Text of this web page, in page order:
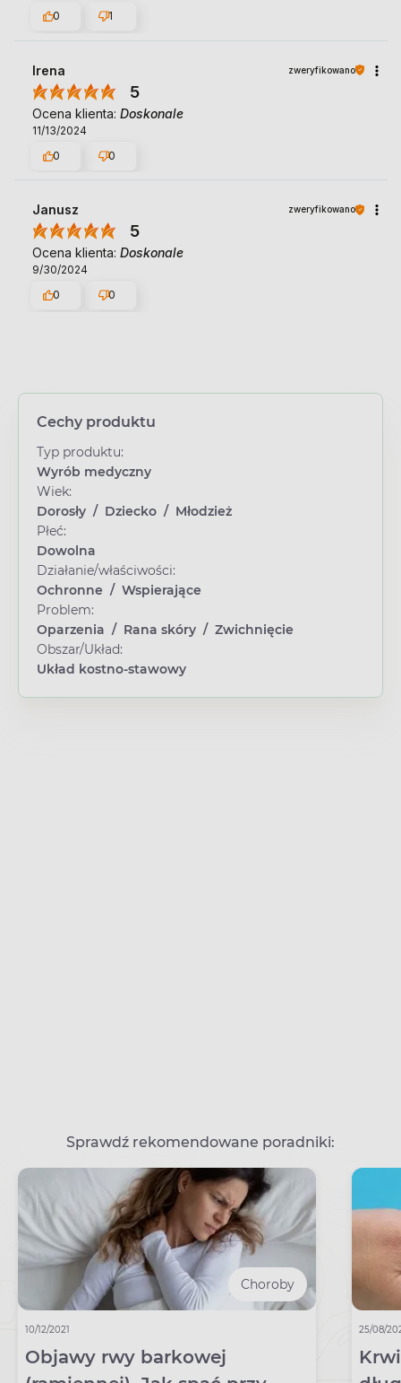
0
1
Irena zweryfikowano
5
Ocena klienta: Doskonale
11/13/2024
0
0
Janusz zweryfikowano
5
Ocena klienta: Doskonale
9/30/2024
0
0
Cechy produktu
Typ produktu:
Wyrób medyczny
Wiek:
Dorosły / Dziecko / Młodzież
Płeć:
Dowolna
Działanie/właściwości:
Ochronne / Wspierające
Problem:
Oparzenia / Rana skóry / Zwichnięcie
Obszar/Układ:
Układ kostno-stawowy
Sprawdź rekomendowane poradniki:
Choroby
10/12/2021
Objawy rwy barkowej
25/08/